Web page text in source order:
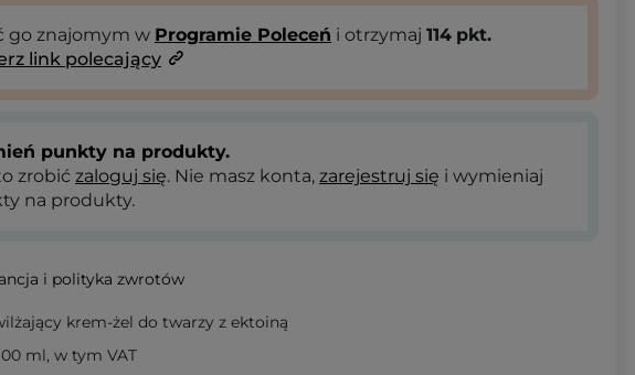
go znajomym w Programie Poleceń i otrzymaj 114 pkt.
link polecający
punkty na produkty.
zrobić zaloguj się. Nie masz konta, zarejestruj się i wymieniaj
na produkty.
i polityka zwrotów
krem-żel do twarzy z ektoiną
ml, w tym VAT